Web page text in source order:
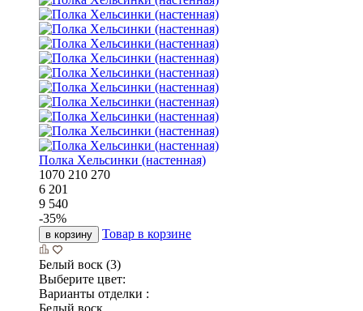
Полка Хельсинки (настенная)
1070 210 270
6 201
9 540
-35%
в корзину Товар в корзине
Белый воск (3)
Выберите цвет:
Варианты отделки :